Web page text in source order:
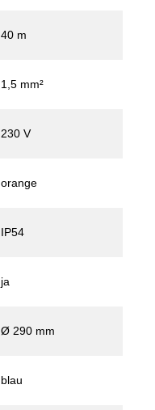
40 m
1,5 mm²
230 V
orange
IP54
ja
Ø 290 mm
blau